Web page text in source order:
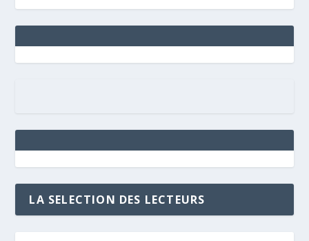
LA SELECTION DES LECTEURS